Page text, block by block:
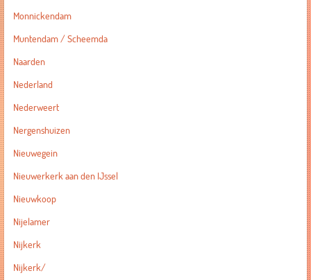
Monnickendam
Muntendam / Scheemda
Naarden
Nederland
Nederweert
Nergenshuizen
Nieuwegein
Nieuwerkerk aan den IJssel
Nieuwkoop
Nijelamer
Nijkerk
Nijkerk/